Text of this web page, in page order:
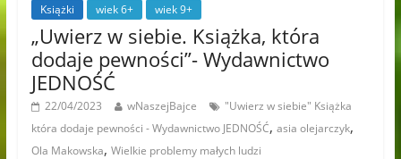
Książki wiek 6+ wiek 9+
„Uwierz w siebie. Książka, która
dodaje pewności”- Wydawnictwo
JEDNOŚĆ
22/04/2023 wNaszejBajce
"Uwierz w siebie" Książka
która dodaje pewności - Wydawnictwo JEDNOŚĆ, asia olejarczyk,
Ola Makowska, Wielkie problemy małych ludzi